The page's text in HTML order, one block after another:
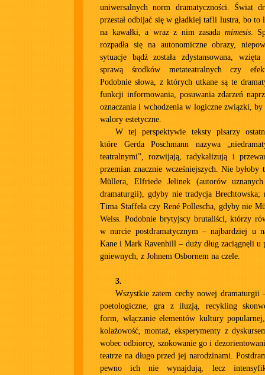
uniwersalnych norm dramatyczności. Świat
przestał odbijać się w gładkiej tafli lustra, bo to
na kawałki, a wraz z nim zasada mimesis.
rozpadła się na autonomiczne obrazy,
sytuacje bądź została zdystansowana,
sprawą środków metateatralnych czy
Podobnie słowa, z których utkane są te
funkcji informowania, posuwania zdarzeń
oznaczania i wchodzenia w logiczne związki, by
walory estetyczne.
W tej perspektywie teksty pisarzy
które Gerda Poschmann nazywa
teatralnymi”, rozwijają, radykalizują i
przemian znacznie wcześniejszych. Nie byłoby
Müllera, Elfriede Jelinek (autorów
dramaturgii), gdyby nie tradycja Brechtowska;
Tima Staffela czy René Pollescha, gdyby nie
Weiss. Podobnie brytyjscy brutaliści, którzy
w nurcie postdramatycznym – najbardziej u
Kane i Mark Ravenhill – duży dług zaciągnęli u
gniewnych, z Johnem Osbornem na czele.
3.
Wszystkie zatem cechy nowej dramaturgii
poetologiczne, gra z iluzją, recykling
form, włączanie elementów kultury
kolażowość, montaż, eksperymenty z
wobec odbiorcy, szokowanie go i
teatrze na długo przed jej narodzinami.
pewno ich nie wynajdują, lecz